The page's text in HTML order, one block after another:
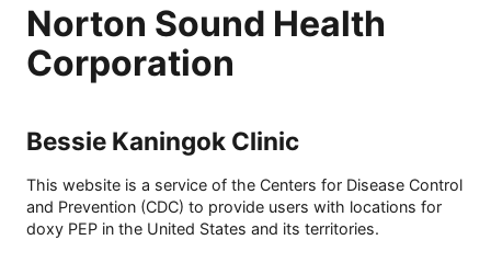
Norton Sound Health
Corporation
Bessie Kaningok Clinic
This website is a service of the Centers for Disease Control
and Prevention (CDC) to provide users with locations for
doxy PEP in the United States and its territories.